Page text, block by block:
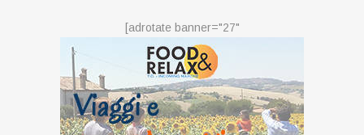
[adrotate banner="27"